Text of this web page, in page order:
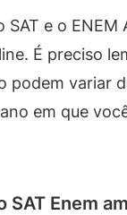
SAT e o ENEM
É preciso
podem variar
em que
SAT Enem